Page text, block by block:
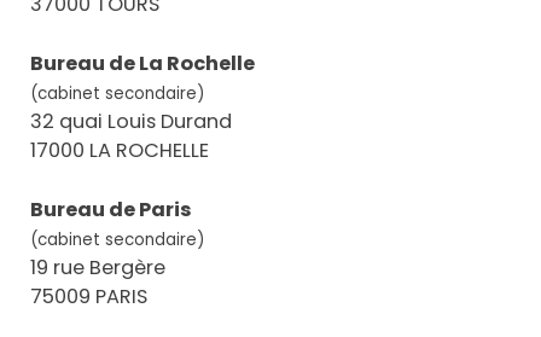
Bureau de La Rochelle
(cabinet secondaire)
32 quai Louis Durand
17000 LA ROCHELLE
Bureau de Paris
(cabinet secondaire)
19 rue Bergère
75009 PARIS